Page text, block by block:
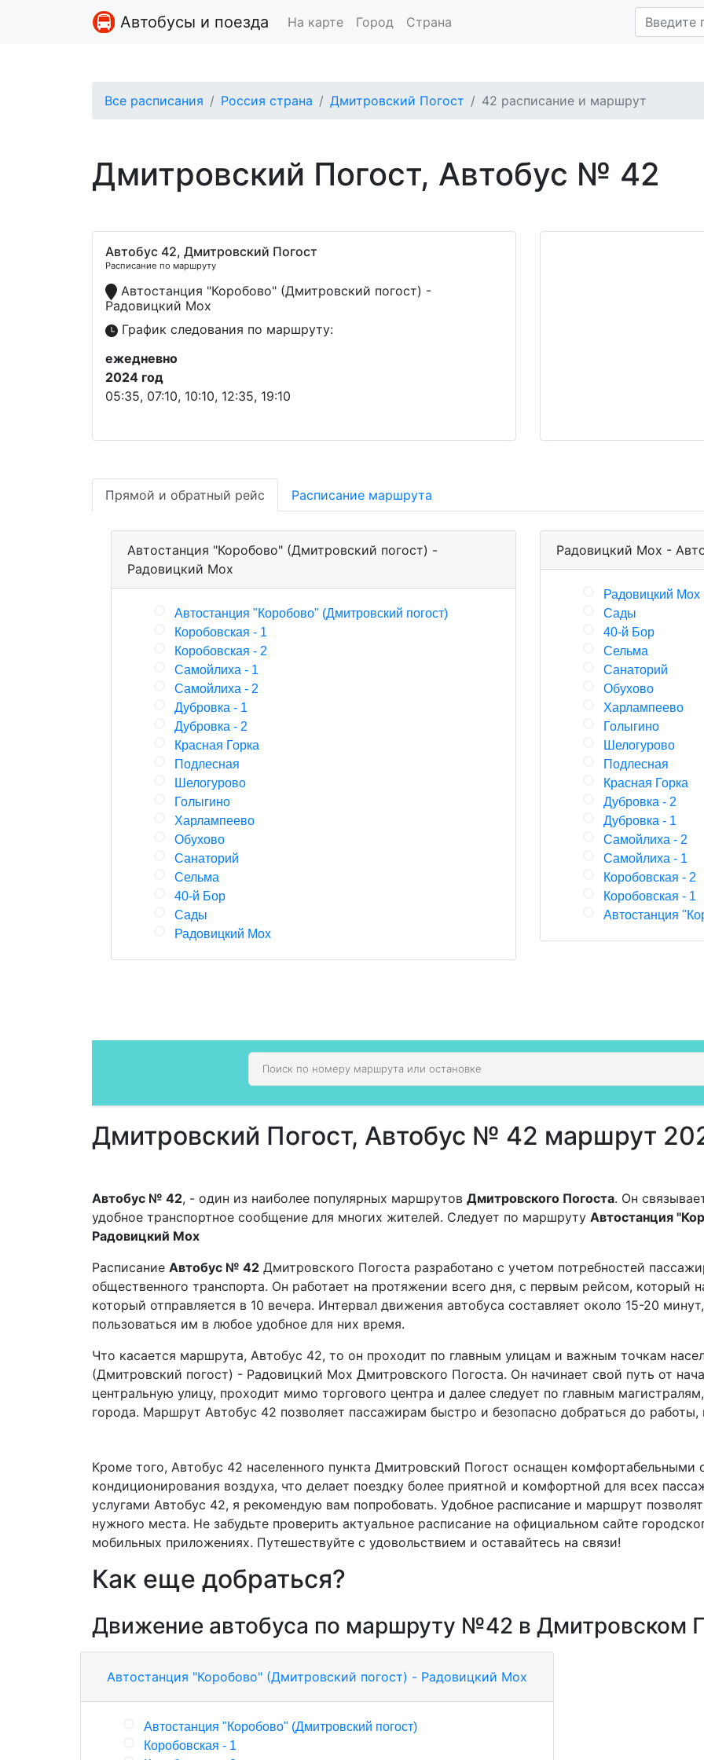
Автобусы и поезда На карте Город Страна
Все расписания Россия страна Дмитровский Погост 42 расписание и маршрут
Дмитровский Погост, Автобус № 42
Автобус 42, Дмитровский Погост
Расписание по маршруту
Автостанция "Коробово" (Дмитровский погост) -
Радовицкий Мох
График следования по маршруту:
ежедневно
2024 год
05:35, 07:10, 10:10, 12:35, 19:10
Прямой и обратный рейс Расписание маршрута
Автостанция "Коробово" (Дмитровский погост) -
Радовицкий Мох
Автостанция "Коробово" (Дмитровский погост)
Коробовская - 1
Коробовская - 2
Самойлиха - 1
Самойлиха - 2
Дубровка - 1
Дубровка - 2
Красная Горка
Подлесная
Шелогурово
Голыгино
Харлампеево
Обухово
Санаторий
Сельма
40-й Бор
Сады
Радовицкий Мох
Радовицкий Мох -
Радовицкий Мох
Сады
40-й Бор
Сельма
Санаторий
Обухово
Харлампеево
Голыгино
Шелогурово
Подлесная
Красная Горка
Дубровка - 2
Дубровка - 1
Самойлиха - 2
Самойлиха - 1
Коробовская - 2
Коробовская - 1
Автостанция
Дмитровский Погост, Автобус № 42 маршрут
Автобус № 42, - один из наиболее популярных маршрутов Дмитровского Погоста. Он
удобное транспортное сообщение для многих жителей. Следует по маршруту Автостанция
Радовицкий Мох
Расписание Автобус № 42 Дмитровского Погоста разработано с учетом потребностей
общественного транспорта. Он работает на протяжении всего дня, с первым рейсом, который
который отправляется в 10 вечера. Интервал движения автобуса составляет около 15-20
пользоваться им в любое удобное для них время.
Что касается маршрута, Автобус 42, то он проходит по главным улицам и важным точкам
(Дмитровский погост) - Радовицкий Мох Дмитровского Погоста. Он начинает свой путь от
центральную улицу, проходит мимо торгового центра и далее следует по главным
города. Маршрут Автобус 42 позволяет пассажирам быстро и безопасно добраться до
Кроме того, Автобус 42 населенного пункта Дмитровский Погост оснащен комфортабельными
кондиционирования воздуха, что делает поездку более приятной и комфортной для всех
услугами Автобус 42, я рекомендую вам попробовать. Удобное расписание и маршрут
нужного места. Не забудьте проверить актуальное расписание на официальном сайте
мобильных приложениях. Путешествуйте с удовольствием и оставайтесь на связи!
Как еще добраться?
Движение автобуса по маршруту №42 в Дмитровском
Автостанция "Коробово" (Дмитровский погост) - Радовицкий Мох
Автостанция "Коробово" (Дмитровский погост)
Коробовская - 1